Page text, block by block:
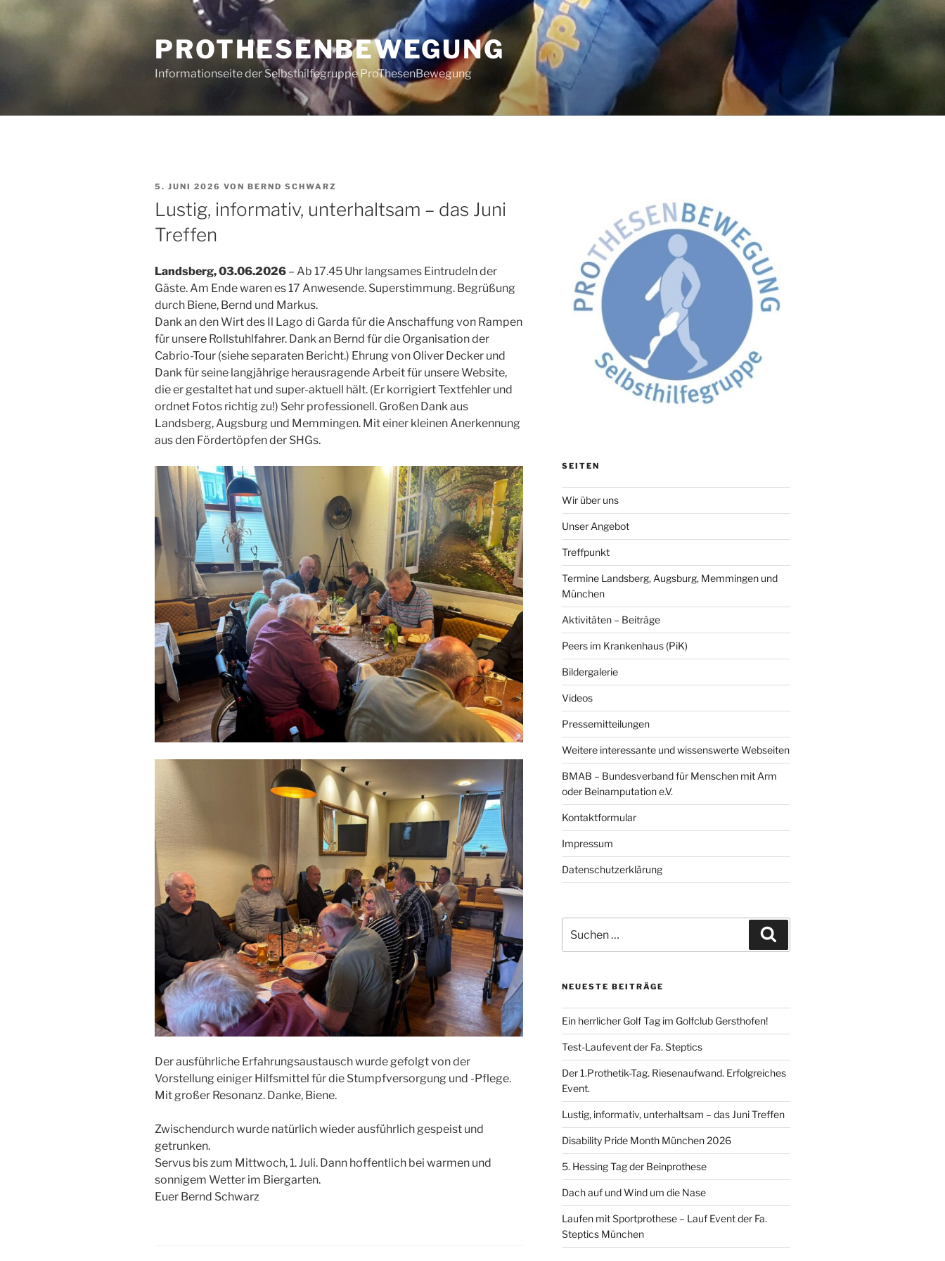
springen
PROTHESENBEWEGUNG
Informationseite der Selbsthilfegruppe ProThesenBewegung
VERÖFFENTLICHT
AM
5. JUNI 2026 VON BERND SCHWARZ
Lustig, informativ, unterhaltsam – das Juni
Treffen
Landsberg, 03.06.2026 – Ab 17.45 Uhr langsames Eintrudeln der
Gäste. Am Ende waren es 17 Anwesende. Superstimmung. Begrüßung
durch Biene, Bernd und Markus.
Dank an den Wirt des Il Lago di Garda für die Anschaffung von Rampen
für unsere Rollstuhlfahrer. Dank an Bernd für die Organisation der
Cabrio-Tour (siehe separaten Bericht.) Ehrung von Oliver Decker und
Dank für seine langjährige herausragende Arbeit für unsere Website,
die er gestaltet hat und super-aktuell hält. (Er korrigiert Textfehler und
ordnet Fotos richtig zu!) Sehr professionell. Großen Dank aus
Landsberg, Augsburg und Memmingen. Mit einer kleinen Anerkennung
aus den Fördertöpfen der SHGs.
Der ausführliche Erfahrungsaustausch wurde gefolgt von der
Vorstellung einiger Hilfsmittel für die Stumpfversorgung und -Pflege.
Mit großer Resonanz. Danke, Biene.
Zwischendurch wurde natürlich wieder ausführlich gespeist und
getrunken.
Servus bis zum Mittwoch, 1. Juli. Dann hoffentlich bei warmen und
sonnigem Wetter im Biergarten.
Euer Bernd Schwarz
SEITEN
Wir über uns
Unser Angebot
Treffpunkt
Termine Landsberg, Augsburg, Memmingen und
München
Aktivitäten – Beiträge
Peers im Krankenhaus (PiK)
Bildergalerie
Videos
Pressemitteilungen
Weitere interessante und wissenswerte Webseiten
BMAB – Bundesverband für Menschen mit Arm
oder Beinamputation e.V.
Kontaktformular
Impressum
Datenschutzerklärung
nach:
NEUESTE BEITRÄGE
Ein herrlicher Golf Tag im Golfclub Gersthofen!
Test-Laufevent der Fa. Steptics
Der 1.Prothetik-Tag. Riesenaufwand. Erfolgreiches
Event.
Lustig, informativ, unterhaltsam – das Juni Treffen
Disability Pride Month München 2026
5. Hessing Tag der Beinprothese
Dach auf und Wind um die Nase
Laufen mit Sportprothese – Lauf Event der Fa.
Steptics München